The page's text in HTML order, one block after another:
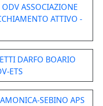
ASSOCIAZIONE
ATTIVO -
DARFO BOARIO
ETS
SEBINO APS